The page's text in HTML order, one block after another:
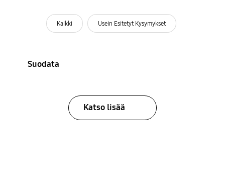
Kaikki Usein Esitetyt Kysymykset
Suodata
Katso lisää